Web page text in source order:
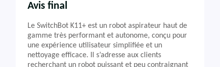
Avis final
Le SwitchBot K11+ est un robot aspirateur haut de
gamme très performant et autonome, conçu pour
une expérience utilisateur simplifiée et un
nettoyage efficace. Il s’adresse aux clients
recherchant un robot puissant et peu contraignant